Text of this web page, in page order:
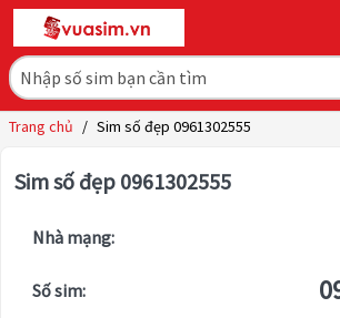
Trang chủ / Sim số đẹp 0961302555
Sim số đẹp 0961302555
Nhà mạng:
Số sim: